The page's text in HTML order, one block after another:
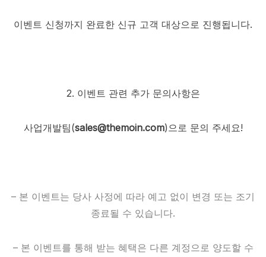
이벤트 신청까지 완료한 신규 고객 대상으로 진행됩니다.
2. 이벤트 관련 추가 문의사항은
사업개발팀(sales@themoin.com)으로 문의 주세요!
– 본 이벤트는 당사 사정에 따라 예고 없이 변경 또는 조기
종료될 수 있습니다.
– 본 이벤트를 통해 받는 혜택은 다른 계정으로 양도할 수